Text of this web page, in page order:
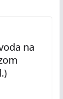
na